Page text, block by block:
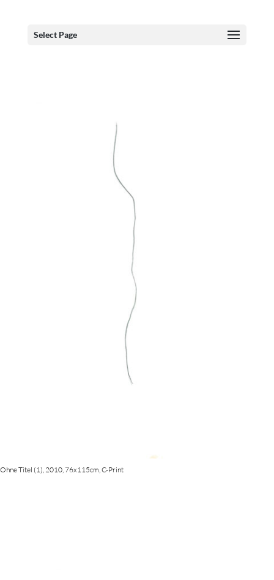
Select Page
Ohne Titel (1), 2010, 76x115cm, C-Print